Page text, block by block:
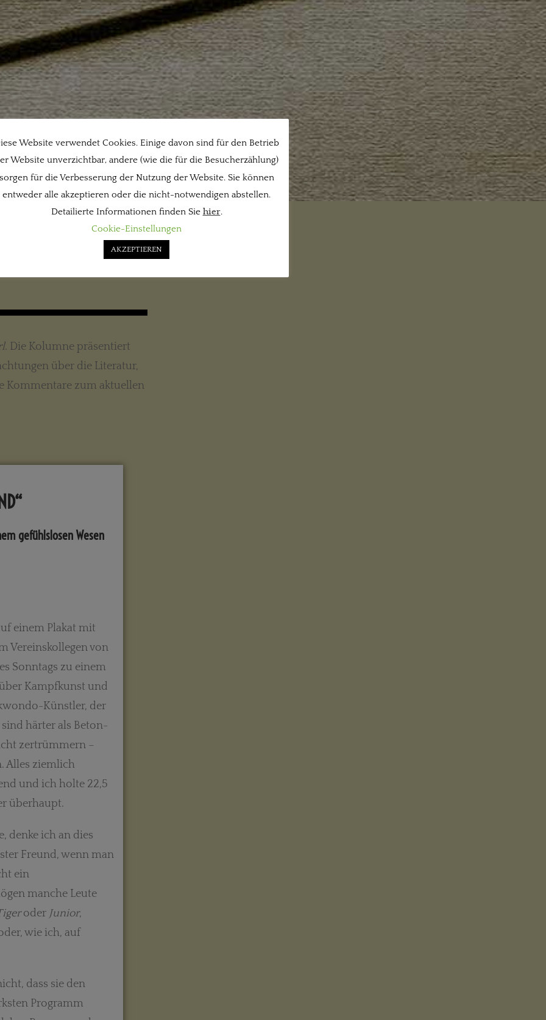
KOLUMNE
. Die Kolumne präsentiert
über die Literatur,
Kommentare zum aktuellen
gefühlslosen Wesen
einem Plakat mit
Vereinskollegen von
Sonntags zu einem
Kampfkunst und
Künstler, der
härter als Beton-
zertrümmern –
Alles ziemlich
und ich holte 22,5
überhaupt.
denke ich an dies
Freund, wenn man
ein
manche Leute
oder Junior,
wie ich, auf
dass sie den
Programm
Website verwendet Cookies. Einige davon sind für den Betrieb
Website unverzichtbar, andere (wie die für die Besucherzählung)
für die Verbesserung der Nutzung der Website. Sie können
entweder alle akzeptieren oder die nicht-notwendigen abstellen.
Detailierte Informationen finden Sie hier.
Cookie-Einstellungen
AKZEPTIEREN